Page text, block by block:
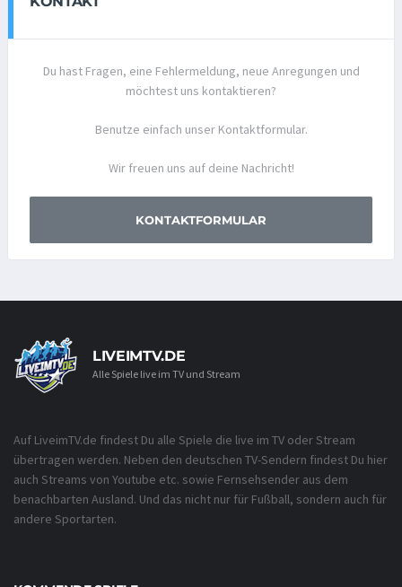
Du hast Fragen, eine Fehlermeldung, neue Anregungen und
möchtest uns kontaktieren?
Benutze einfach unser Kontaktformular.
Wir freuen uns auf deine Nachricht!
KONTAKTFORMULAR
LIVEIMTV.DE
Alle Spiele live im TV und Stream
Auf LiveimTV.de findest Du alle Spiele die live im TV oder Stream
übertragen werden. Neben den deutschen TV-Sendern findest Du hier
auch Streams von Youtube etc. sowie Fernsehsender aus dem
benachbarten Ausland. Und das nicht nur für Fußball, sondern auch für
andere Sportarten.